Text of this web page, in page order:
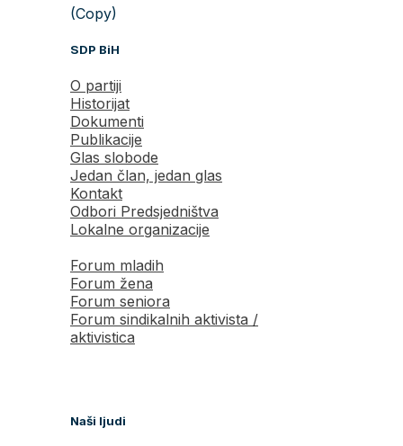
(Copy)
SDP BiH
O partiji
Historijat
Dokumenti
Publikacije
Glas slobode
Jedan član, jedan glas
Kontakt
Odbori Predsjedništva
Lokalne organizacije
Forum mladih
Forum žena
Forum seniora
Forum sindikalnih aktivista /
aktivistica
Naši ljudi